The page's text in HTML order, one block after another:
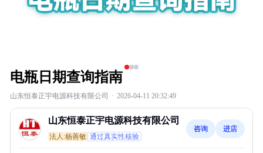
电瓶日期查询指南
山东恒泰正宇电源科技有限公司 · 2026-04-11 20:32:49
山东恒泰正宇电源科技有限公司
法人:杨善敏 通过真实性核验
咨询 进店